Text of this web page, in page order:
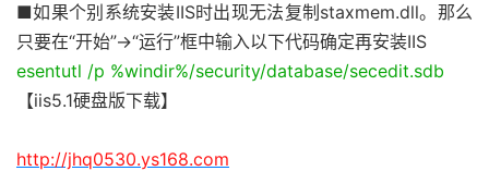
■如果个别系统安装IIS时出现无法复制staxmem.dll。那么
只要在“开始”→“运行”框中输入以下代码确定再安装IIS
esentutl /p %windir%/security/database/secedit.sdb
【iis5.1硬盘版下载】
http://jhq0530.ys168.com